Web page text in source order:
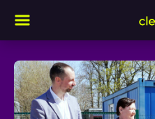
Aizpildi pieteikuma